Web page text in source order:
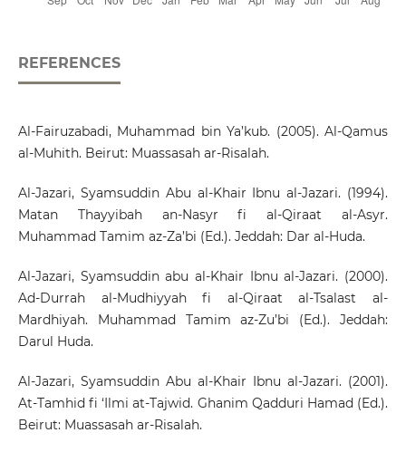
REFERENCES
Al-Fairuzabadi, Muhammad bin Ya’kub. (2005). Al-Qamus
al-Muhith. Beirut: Muassasah ar-Risalah.
Al-Jazari, Syamsuddin Abu al-Khair Ibnu al-Jazari. (1994).
Matan Thayyibah an-Nasyr fi al-Qiraat al-Asyr.
Muhammad Tamim az-Za’bi (Ed.). Jeddah: Dar al-Huda.
Al-Jazari, Syamsuddin abu al-Khair Ibnu al-Jazari. (2000).
Ad-Durrah al-Mudhiyyah fi al-Qiraat al-Tsalast al-
Mardhiyah. Muhammad Tamim az-Zu’bi (Ed.). Jeddah:
Darul Huda.
Al-Jazari, Syamsuddin Abu al-Khair Ibnu al-Jazari. (2001).
At-Tamhid fi ‘Ilmi at-Tajwid. Ghanim Qadduri Hamad (Ed.).
Beirut: Muassasah ar-Risalah.